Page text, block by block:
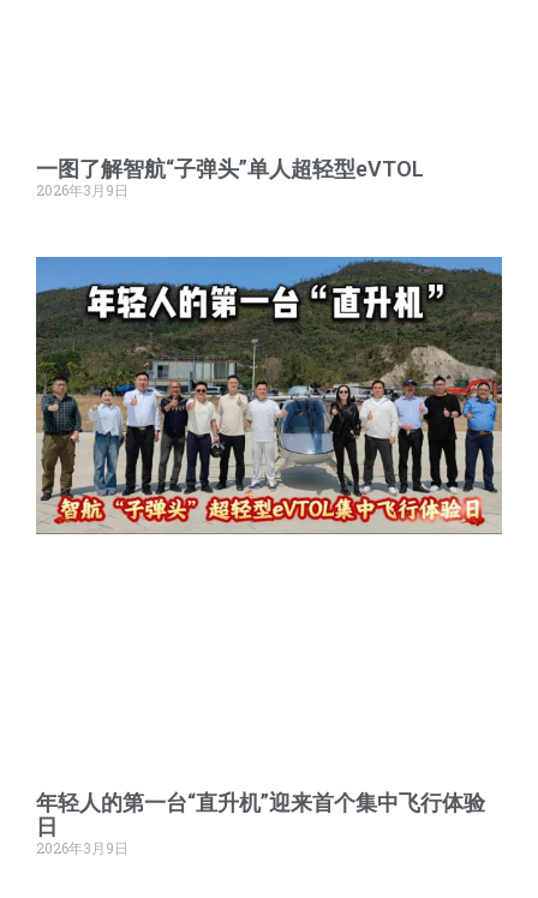
一图了解智航“子弹头”单人超轻型eVTOL
2026年3月9日
年轻人的第一台“直升机”迎来首个集中飞行体验
日
2026年3月9日